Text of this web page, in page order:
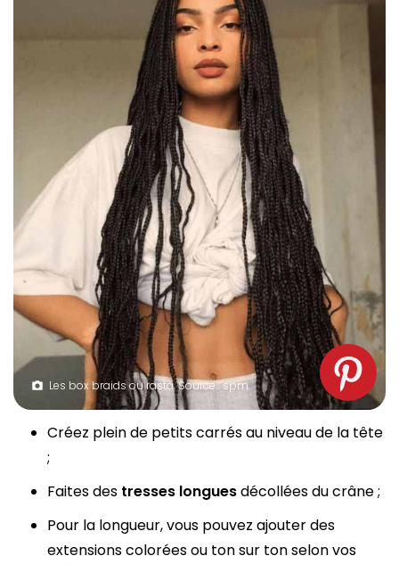
Les box braids ou rasta. Source : spm
Créez plein de petits carrés au niveau de la tête
;
Faites des tresses longuesdécollées du crâne ;
Pour la longueur, vous pouvez ajouter des
extensions colorées ou ton sur ton selon vos